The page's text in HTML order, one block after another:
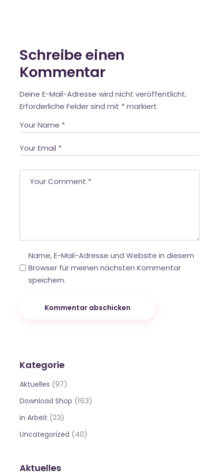
Schreibe einen
Kommentar
Deine E-Mail-Adresse wird nicht veröffentlicht.
Erforderliche Felder sind mit * markiert
Name, E-Mail-Adresse und Website in diesem
Browser für meinen nächsten Kommentar
speichern.
Kommentar abschicken
Kategorie
Aktuelles (97)
Download Shop (163)
in Arbeit (23)
Uncategorized (40)
Aktuelles